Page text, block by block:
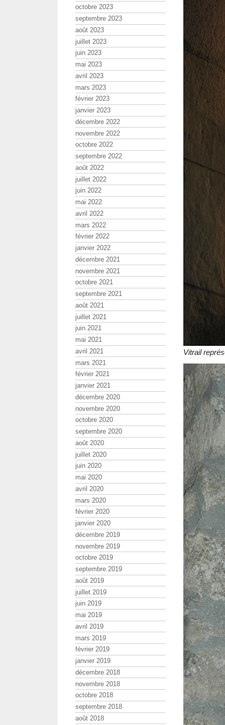
Vitrail
octobre 2023
septembre 2023
août 2023
juillet 2023
juin 2023
mai 2023
avril 2023
mars 2023
février 2023
janvier 2023
décembre 2022
novembre 2022
octobre 2022
septembre 2022
août 2022
juillet 2022
juin 2022
mai 2022
avril 2022
mars 2022
février 2022
janvier 2022
décembre 2021
novembre 2021
octobre 2021
septembre 2021
août 2021
juillet 2021
juin 2021
mai 2021
avril 2021
mars 2021
février 2021
janvier 2021
décembre 2020
novembre 2020
octobre 2020
septembre 2020
août 2020
juillet 2020
juin 2020
mai 2020
avril 2020
mars 2020
février 2020
janvier 2020
décembre 2019
novembre 2019
octobre 2019
septembre 2019
août 2019
juillet 2019
juin 2019
mai 2019
avril 2019
mars 2019
février 2019
janvier 2019
décembre 2018
novembre 2018
octobre 2018
septembre 2018
août 2018